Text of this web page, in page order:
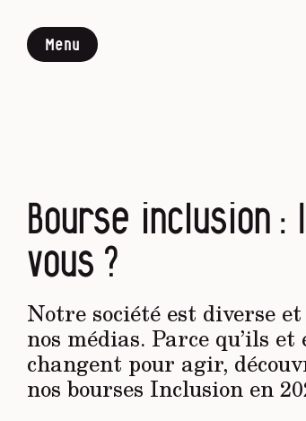
Menu
Bourse inclusion
vous ?
Notre société est diverse
nos médias. Parce qu’ils et
changent pour agir,
nos bourses Inclusion en